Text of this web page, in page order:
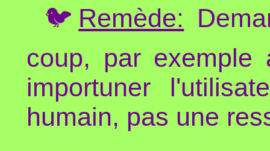
🐦 Remède:
coup, par
importuner
humain, pas une